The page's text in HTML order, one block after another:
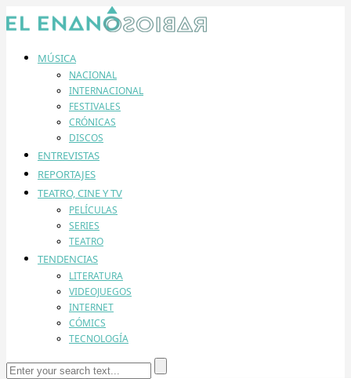
MÚSICA
NACIONAL
INTERNACIONAL
FESTIVALES
CRÓNICAS
DISCOS
ENTREVISTAS
REPORTAJES
TEATRO, CINE Y TV
PELÍCULAS
SERIES
TEATRO
TENDENCIAS
LITERATURA
VIDEOJUEGOS
INTERNET
CÓMICS
TECNOLOGÍA